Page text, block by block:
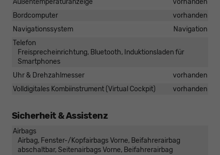
Außentemperaturanzeige
vorhanden
Bordcomputer
vorhanden
Navigationssystem
Navigation
Telefon
Freisprecheinrichtung, Bluetooth, Induktionsladen für
Smartphones
Uhr & Drehzahlmesser
vorhanden
Volldigitales Kombiinstrument (Virtual Cockpit)
vorhanden
Sicherheit & Assistenz
Airbags
Airbag, Fenster-/Kopfairbags Vorne, Beifahrerairbag
abschaltbar, Seitenairbags Vorne, Beifahrerairbag